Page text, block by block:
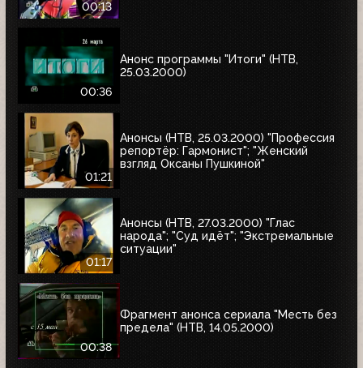
00:13
00:36
Анонс программы "Итоги" (НТВ,
25.03.2000)
01:21
Анонсы (НТВ, 25.03.2000) "Профессия
репортёр: Гармонист"; "Женский
взгляд Оксаны Пушкиной"
01:17
Анонсы (НТВ, 27.03.2000) "Глас
народа"; "Суд идёт"; "Экстремальные
ситуации"
00:38
Фрагмент анонса сериала "Месть без
предела" (НТВ, 14.05.2000)